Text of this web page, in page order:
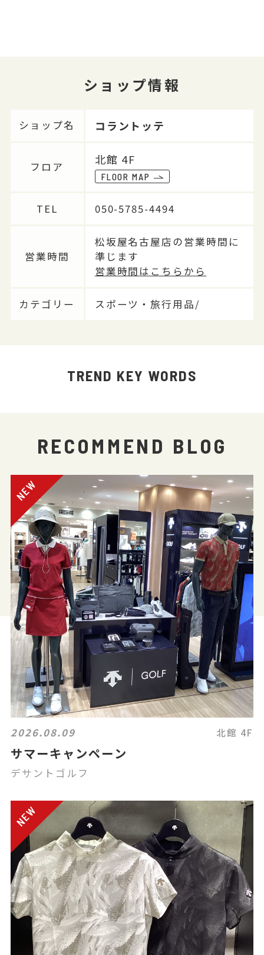
ショップ情報
ショップ名 コラントッテ
フロア
北館 4F
FLOOR MAP
TEL 050-5785-4494
営業時間
松坂屋名古屋店の営業時間に
準じます
営業時間はこちらから
カテゴリー スポーツ・旅行用品/
TREND KEY WORDS
RECOMMEND BLOG
2026.08.09 北館 4F
サマーキャンペーン
デサントゴルフ